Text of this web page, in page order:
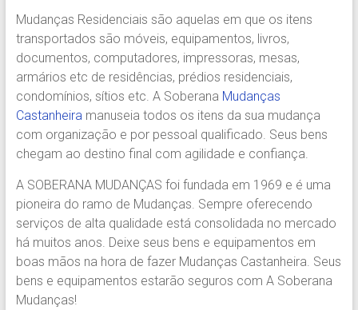
Confiança.
31.2510-
Içamento
é
com
A
Soberana
Içamentos.
Mudanças Residenciais são aquelas em que os itens
transportados são móveis, equipamentos, livros,
documentos, computadores, impressoras, mesas,
armários etc de residências, prédios residenciais,
condomínios, sítios etc. A Soberana Mudanças
Castanheiramanuseia todos os itens da sua mudança
com organização e por pessoal qualificado. Seus bens
chegam ao destino final com agilidade e confiança.
A SOBERANA MUDANÇAS foi fundada em 1969 e é uma
pioneira do ramo de Mudanças. Sempre oferecendo
serviços de alta qualidade está consolidada no mercado
há muitos anos. Deixe seus bens e equipamentos em
boas mãos na hora de fazer Mudanças Castanheira. Seus
bens e equipamentos estarão seguros com A Soberana
Mudanças!